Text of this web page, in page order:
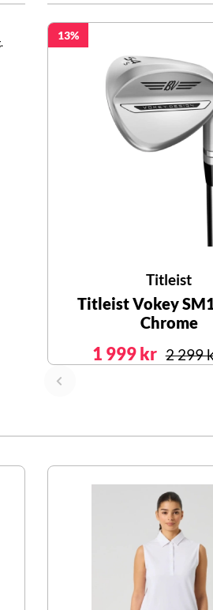
13
Titleist
Titleist Vokey
Chrome
1 999 kr 2 299